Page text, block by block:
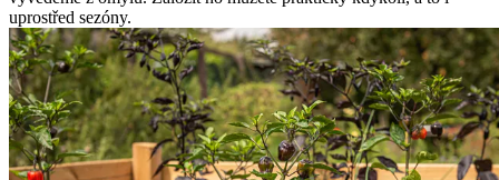
uprostřed sezóny.